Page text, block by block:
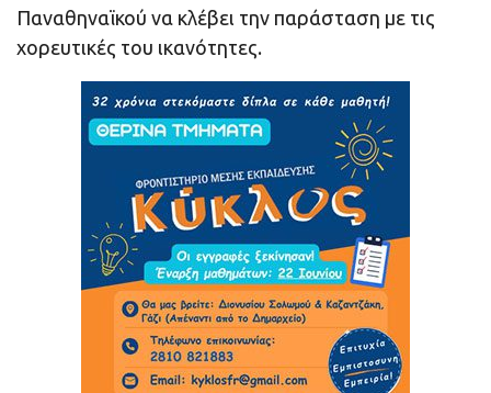
Παναθηναϊκού να κλέβει την παράσταση με τις
χορευτικές του ικανότητες.